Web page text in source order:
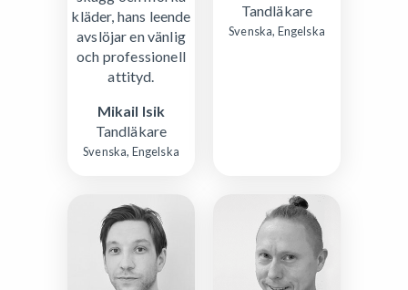
Mikail Isik
Tandläkare
Svenska, Engelska
Tandläkare
Svenska, Engelska